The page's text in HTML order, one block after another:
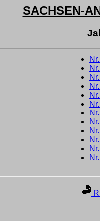
SACHSEN-